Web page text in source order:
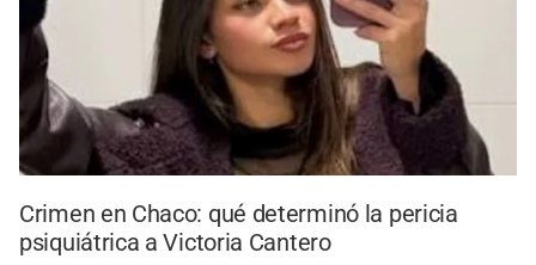
Crimen en Chaco: qué determinó la pericia
psiquiátrica a Victoria Cantero